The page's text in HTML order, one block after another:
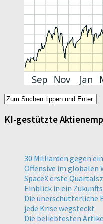
KI-gestützte
30 Milliarden gegen
Offensive im
SpaceX erste
Einblick in ein
Die unerschütterliche
jede Krise wegsteckt
Die beliebtesten